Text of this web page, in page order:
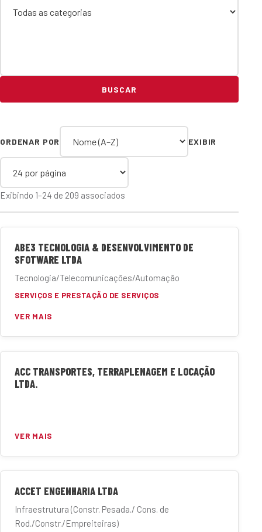
BUSCAR
ORDENAR POR EXIBIR
Exibindo 1–24 de 209 associados
ABE3 TECNOLOGIA & DESENVOLVIMENTO DE
SFOTWARE LTDA
Tecnologia/Telecomunicações/Automação
SERVIÇOS E PRESTAÇÃO DE SERVIÇOS
VER MAIS
ACC TRANSPORTES, TERRAPLENAGEM E LOCAÇÃO
LTDA.
VER MAIS
ACCET ENGENHARIA LTDA
Infraestrutura (Constr. Pesada./ Cons. de
Rod./Constr./Empreiteiras)